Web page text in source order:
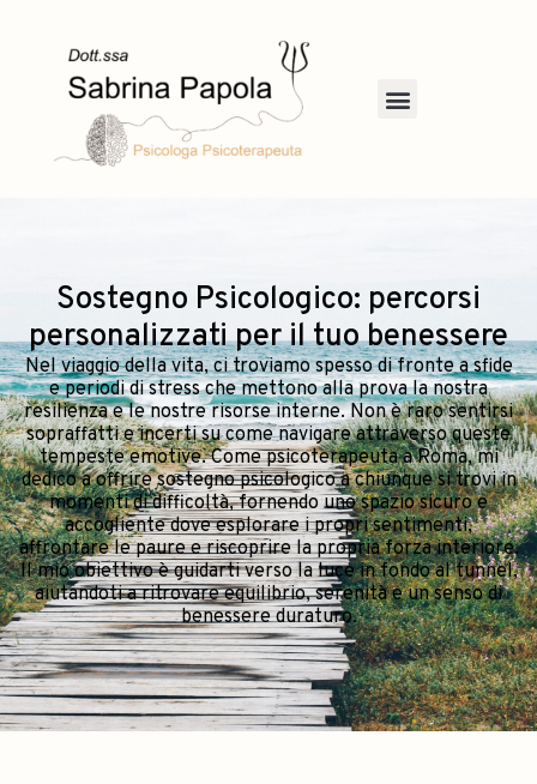
Sostegno Psicologico: percorsi
personalizzati per il tuo benessere
Nel viaggio della vita, ci troviamo spesso di fronte a sfide
e periodi di stress che mettono alla prova la nostra
resilienza e le nostre risorse interne. Non è raro sentirsi
sopraffatti e incerti su come navigare attraverso queste
tempeste emotive. Come psicoterapeuta a Roma, mi
dedico a offrire sostegno psicologico a chiunque si trovi in
momenti di difficoltà, fornendo uno spazio sicuro e
accogliente dove esplorare i propri sentimenti,
affrontare le paure e riscoprire la propria forza interiore.
Il mio obiettivo è guidarti verso la luce in fondo al tunnel,
aiutandoti a ritrovare equilibrio, serenità e un senso di
benessere duraturo.